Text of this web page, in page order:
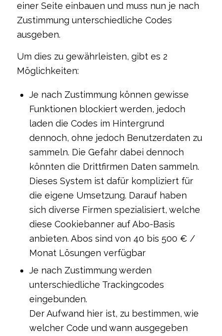
einer Seite einbauen und muss nun je nach
Zustimmung unterschiedliche Codes
ausgeben.
Um dies zu gewährleisten, gibt es 2
Möglichkeiten:
Je nach Zustimmung können gewisse
Funktionen blockiert werden, jedoch
laden die Codes im Hintergrund
dennoch, ohne jedoch Benutzerdaten zu
sammeln. Die Gefahr dabei dennoch
könnten die Drittfirmen Daten sammeln.
Dieses System ist dafür kompliziert für
die eigene Umsetzung. Darauf haben
sich diverse Firmen spezialisiert, welche
diese Cookiebanner auf Abo-Basis
anbieten. Abos sind von 40 bis 500 € /
Monat Lösungen verfügbar
Je nach Zustimmung werden
unterschiedliche Trackingcodes
eingebunden.
Der Aufwand hier ist, zu bestimmen, wie
welcher Code und wann ausgegeben